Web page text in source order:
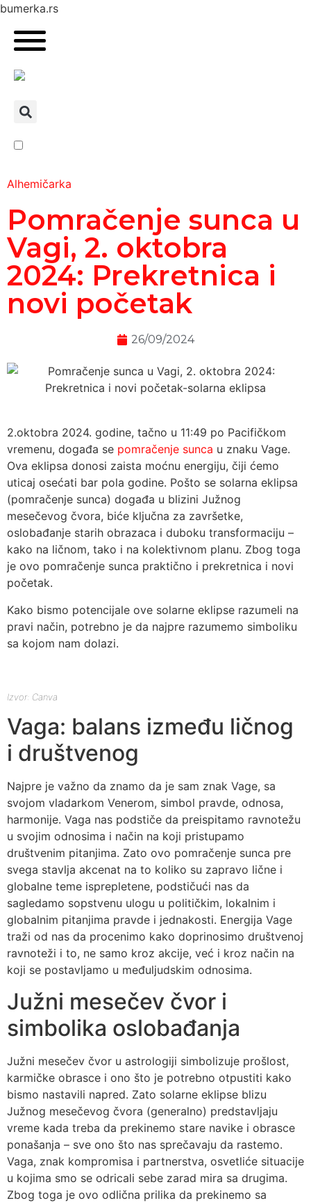
bumerka.rs
Alhemičarka
Pomračenje sunca u
Vagi, 2. oktobra
2024: Prekretnica i
novi početak
26/09/2024
2.oktobra 2024. godine, tačno u 11:49 po Pacifičkom
vremenu, događa se pomračenje sunca u znaku Vage.
Ova eklipsa donosi zaista moćnu energiju, čiji ćemo
uticaj osećati bar pola godine. Pošto se solarna eklipsa
(pomračenje sunca) događa u blizini Južnog
mesečevog čvora, biće ključna za završetke,
oslobađanje starih obrazaca i duboku transformaciju –
kako na ličnom, tako i na kolektivnom planu. Zbog toga
je ovo pomračenje sunca praktično i prekretnica i novi
početak.
Kako bismo potencijale ove solarne eklipse razumeli na
pravi način, potrebno je da najpre razumemo simboliku
sa kojom nam dolazi.
Izvor: Canva
Vaga: balans između ličnog
i društvenog
Najpre je važno da znamo da je sam znak Vage, sa
svojom vladarkom Venerom, simbol pravde, odnosa,
harmonije. Vaga nas podstiče da preispitamo ravnotežu
u svojim odnosima i način na koji pristupamo
društvenim pitanjima. Zato ovo pomračenje sunca pre
svega stavlja akcenat na to koliko su zapravo lične i
globalne teme isprepletene, podstičući nas da
sagledamo sopstvenu ulogu u političkim, lokalnim i
globalnim pitanjima pravde i jednakosti. Energija Vage
traži od nas da procenimo kako doprinosimo društvenoj
ravnoteži i to, ne samo kroz akcije, već i kroz način na
koji se postavljamo u međuljudskim odnosima.
Južni mesečev čvor i
simbolika oslobađanja
Južni mesečev čvor u astrologiji simbolizuje prošlost,
karmičke obrasce i ono što je potrebno otpustiti kako
bismo nastavili napred. Zato solarne eklipse blizu
Južnog mesečevog čvora (generalno) predstavljaju
vreme kada treba da prekinemo stare navike i obrasce
ponašanja – sve ono što nas sprečavaju da rastemo.
Vaga, znak kompromisa i partnerstva, osvetliće situacije
u kojima smo se odricali sebe zarad mira sa drugima.
Zbog toga je ovo odlična prilika da prekinemo sa